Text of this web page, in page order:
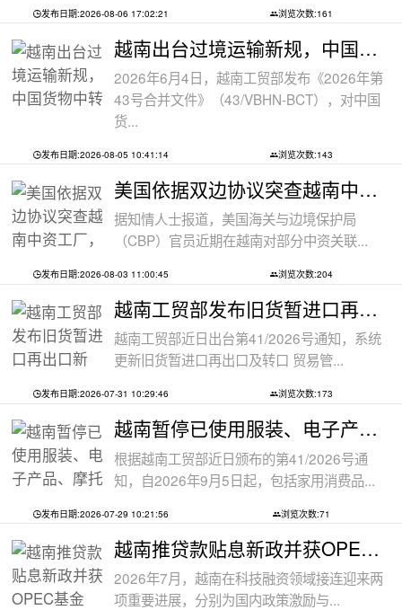
发布日期:2026-08-06 17:02:21 浏览次数:161
越南出台过境运输新规，中国货物中转通
2026年6月4日，越南工贸部发布《2026年第
43号合并文件》（43/VBHN-BCT），对中国
货...
发布日期:2026-08-05 10:41:14 浏览次数:143
美国依据双边协议突查越南中资工厂，三
据知情人士报道，美国海关与边境保护局
（CBP）官员近期在越南对部分中资关联...
发布日期:2026-08-03 11:00:45 浏览次数:204
越南工贸部发布旧货暂进口再出口新规：
越南工贸部近日出台第41/2026号通知，系统
更新旧货暂进口再出口及转口 贸易管...
发布日期:2026-07-31 10:29:46 浏览次数:173
越南暂停已使用服装、电子产品、摩托车
根据越南工贸部近日颁布的第41/2026号通
知，自2026年9月5日起，包括家用消费品...
发布日期:2026-07-29 10:21:56 浏览次数:71
越南推贷款贴息新政并获OPEC基金5000万美
2026年7月，越南在科技融资领域接连迎来两
项重要进展，分别为国内政策激励与...